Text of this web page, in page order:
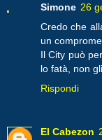
Simone 26
Credo che
un
Il City può
lo fatà, non
Rispondi
El Cabezon